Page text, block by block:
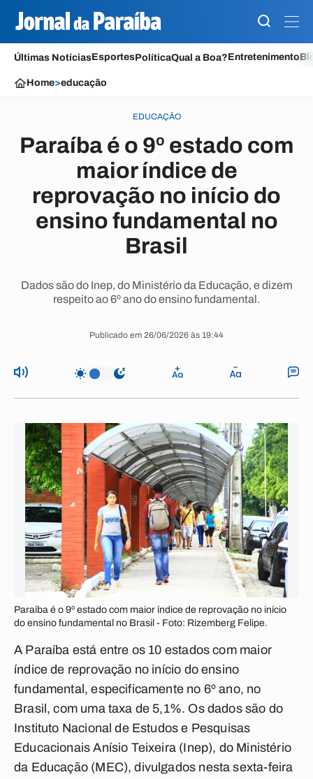
Últimas NotíciasEsportesPolíticaQual a Boa?Entretenimento
Home>educação
EDUCAÇÃO
Paraíba é o 9º estado com
maior índice de
reprovação no início do
ensino fundamental no
Brasil
Dados são do Inep, do Ministério da Educação, e dizem
respeito ao 6º ano do ensino fundamental.
Publicado em 26/06/2026 às 19:44
Paraíba é o 9º estado com maior índice de reprovação no início
do ensino fundamental no Brasil - Foto: Rizemberg Felipe.
A Paraíba está entre os 10 estados com maior
índice de reprovação no início do ensino
fundamental, especificamente no 6º ano, no
Brasil, com uma taxa de 5,1%. Os dados são do
Instituto Nacional de Estudos e Pesquisas
Educacionais Anísio Teixeira (Inep), do Ministério
da Educação (MEC), divulgados nesta sexta-feira